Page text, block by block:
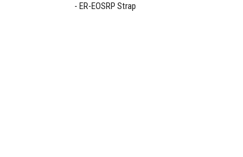
ER-EOSRP Strap